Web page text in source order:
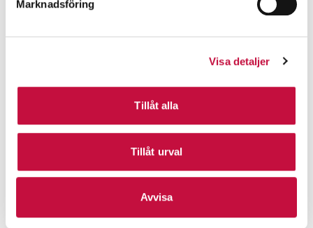
Marknadsföring
Visa detaljer
Tillåt alla
Tillåt urval
Avvisa